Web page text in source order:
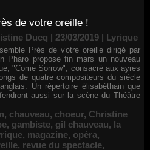
de votre oreille !
Ducq | 23/03/2019 | Lyrique
Près de votre oreille dirigé par
Pharo propose fin mars un nouveau
"Come Sorrow", consacré aux ayres
de quatre compositeurs du siècle
Un répertoire élisabéthain que
aussi sur la scène du Théâtre
, chauveau, choeur, Christine
, gambiste, gil chauveau, la
, magazine, opéra,
, revue du spectacle,